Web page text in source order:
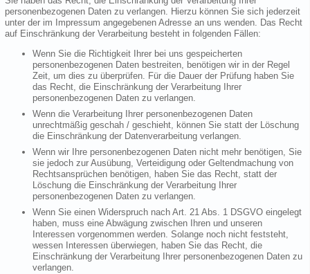
personenbezogenen Daten zu verlangen. Hierzu können Sie sich jederzeit
unter der im Impressum angegebenen Adresse an uns wenden. Das Recht
auf Einschränkung der Verarbeitung besteht in folgenden Fällen:
Wenn Sie die Richtigkeit Ihrer bei uns gespeicherten
personenbezogenen Daten bestreiten, benötigen wir in der Regel
Zeit, um dies zu überprüfen. Für die Dauer der Prüfung haben Sie
das Recht, die Einschränkung der Verarbeitung Ihrer
personenbezogenen Daten zu verlangen.
Wenn die Verarbeitung Ihrer personenbezogenen Daten
unrechtmäßig geschah / geschieht, können Sie statt der Löschung
die Einschränkung der Datenverarbeitung verlangen.
Wenn wir Ihre personenbezogenen Daten nicht mehr benötigen, Sie
sie jedoch zur Ausübung, Verteidigung oder Geltendmachung von
Rechtsansprüchen benötigen, haben Sie das Recht, statt der
Löschung die Einschränkung der Verarbeitung Ihrer
personenbezogenen Daten zu verlangen.
Wenn Sie einen Widerspruch nach Art. 21 Abs. 1 DSGVO eingelegt
haben, muss eine Abwägung zwischen Ihren und unseren
Interessen vorgenommen werden. Solange noch nicht feststeht,
wessen Interessen überwiegen, haben Sie das Recht, die
Einschränkung der Verarbeitung Ihrer personenbezogenen Daten zu
verlangen.